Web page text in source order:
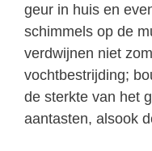
geur in huis en
schimmels op de
verdwijnen niet
vochtbestrijding;
de sterkte van het
aantasten, alsook